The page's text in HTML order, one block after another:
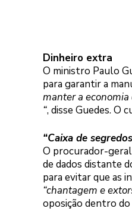
Dinheiro extra
O ministro Paulo
para garantir a
manter a
“, disse Guedes.
“Caixa de
O procurador-geral
de dados distante
para evitar que as
“chantagem e
oposição dentro